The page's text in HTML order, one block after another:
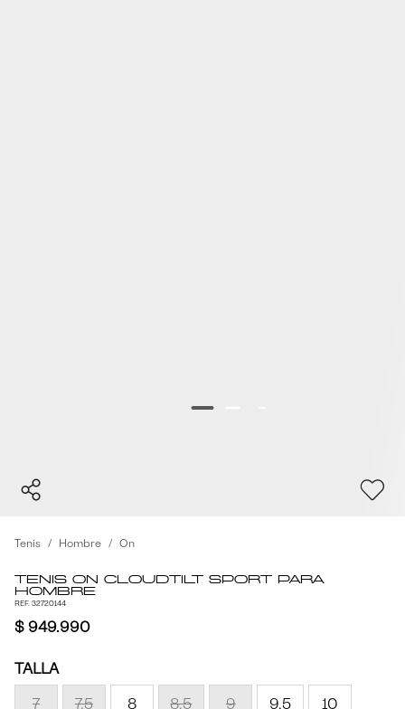
Tenis Hombre On
Tenis On Cloudtilt Sport para
Hombre
REF. 32720144
$ 949.990
TALLA
7
7.5 8 8.5 9 9.5 10